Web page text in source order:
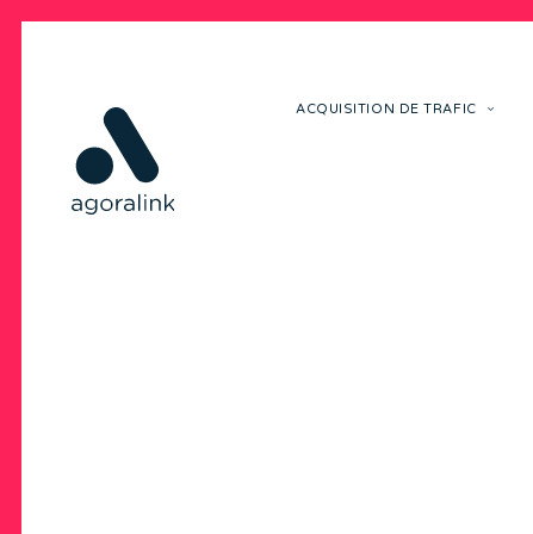
ACQUISITION DE TRAFIC